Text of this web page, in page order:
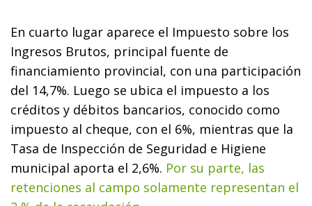
En cuarto lugar aparece el Impuesto sobre los
Ingresos Brutos, principal fuente de
financiamiento provincial, con una participación
del 14,7%. Luego se ubica el impuesto a los
créditos y débitos bancarios, conocido como
impuesto al cheque, con el 6%, mientras que la
Tasa de Inspección de Seguridad e Higiene
municipal aporta el 2,6%. Por su parte, las
retenciones al campo solamente representan el